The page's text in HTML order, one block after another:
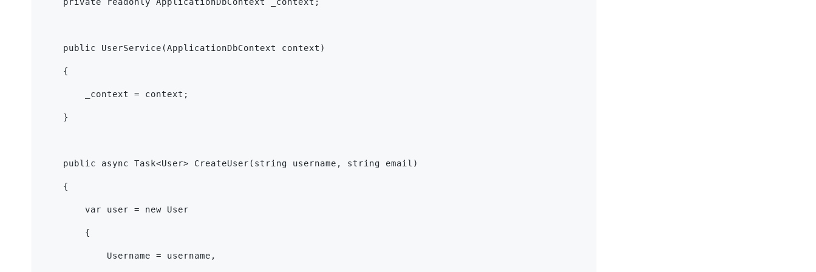
    private readonly ApplicationDbContext _context;
    public UserService(ApplicationDbContext context)
    {
        _context = context;
    }
    public async Task<User> CreateUser(string username, string email)
    {
        var user = new User
        {
            Username = username,